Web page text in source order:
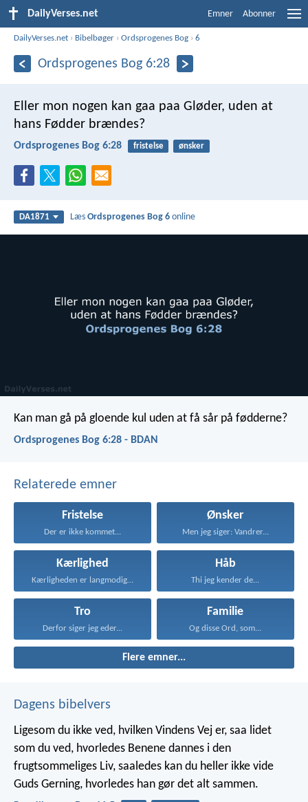
DailyVerses.net Emner Abonner
DailyVerses.net › Bibelbøger ›Ordsprogenes Bog ›6
Ordsprogenes Bog 6:28
Eller mon nogen kan gaa paa Gløder, uden at
hans Fødder brændes?
Ordsprogenes Bog 6:28 fristelse ønsker
DA1871 LæsOrdsprogenes Bog 6 online
Kan man gå på gloende kul uden at få sår på fødderne?
Ordsprogenes Bog 6:28 - BDAN
Relaterede emner
Fristelse
Der er ikke kommet...
Ønsker
Men jeg siger: Vandrer...
Kærlighed
Kærligheden er langmodig, er...
Håb
Thi jeg kender de...
Tro
Derfor siger jeg eder...
Familie
Og disse Ord, som...
Flere emner...
Dagens bibelvers
Ligesom du ikke ved, hvilken Vindens Vej er, saa lidet
som du ved, hvorledes Benene dannes i den
frugtsommeliges Liv, saaledes kan du heller ikke vide
Guds Gerning, hvorledes han gør det alt sammen.